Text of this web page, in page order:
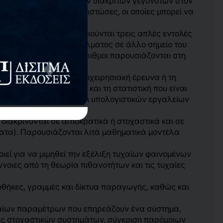
συνιστώσες, οι οποίες μπορεί να
οποίους χρησιμοποιούνται τρεις απλές εντολές
(while-do) είτε του άλματος σε άλλο σημείο του
είναι ότι οι αλγόριθμοι παρουσιάζονται στη
απασχόλησης την επιχειρησιακή έρευνα ή τη
διαδικασίες και τη στατιστική που είναι
βασικών εννοιών και υπολογιστικών εργαλείων
σε αιτιοκρατικά ή στοχαστικά και σε
Παρουσιάζονται λιτά μαθηματικά μοντέλα
για να μιμηθεί την εξέλιξη τυχαίων φαινομένων
από τη θεωρία πιθανοτήτων και τις τυχαίες
γραμμές και δίκτυα παραγωγής, καθώς και
παραμέτρων που επηρεάζουν ένα σύστημα,
στοχαστικών συστημάτων, σύγκριση παρόμοιων